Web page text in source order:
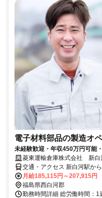
電子材料部品の製造オ
未経験歓迎・年収450万円可能
菱東運輸倉庫株式会社 新白
交通・アクセス 新白河駅か
月給185,115円～207,915円
福島県西白河郡
勤務時間詳細 総労働時間：1